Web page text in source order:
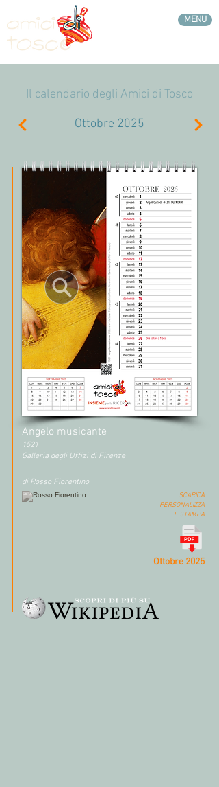
MENU
Il calendario degli Amici di Tosco
Ottobre 2025
Angelo musicante
1521
Galleria degli Uffizi di Firenze
di Rosso Fiorentino
SCARICA
PERSONALIZZA
E STAMPA
Ottobre 2025